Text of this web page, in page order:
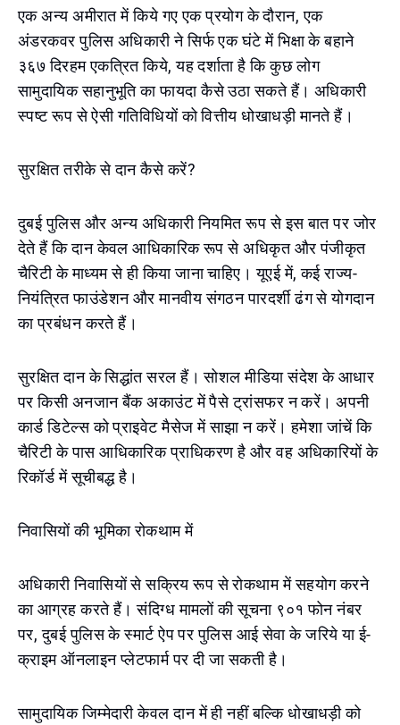
एक अन्य अमीरात में किये गए एक प्रयोग के दौरान, एक
अंडरकवर पुलिस अधिकारी ने सिर्फ एक घंटे में भिक्षा के बहाने
३६७ दिरहम एकत्रित किये, यह दर्शाता है कि कुछ लोग
सामुदायिक सहानुभूति का फायदा कैसे उठा सकते हैं। अधिकारी
स्पष्ट रूप से ऐसी गतिविधियों को वित्तीय धोखाधड़ी मानते हैं।
सुरक्षित तरीके से दान कैसे करें?
दुबई पुलिस और अन्य अधिकारी नियमित रूप से इस बात पर जोर
देते हैं कि दान केवल आधिकारिक रूप से अधिकृत और पंजीकृत
चैरिटी के माध्यम से ही किया जाना चाहिए। यूएई में, कई राज्य-
नियंत्रित फाउंडेशन और मानवीय संगठन पारदर्शी ढंग से योगदान
का प्रबंधन करते हैं।
सुरक्षित दान के सिद्धांत सरल हैं। सोशल मीडिया संदेश के आधार
पर किसी अनजान बैंक अकाउंट में पैसे ट्रांसफर न करें। अपनी
कार्ड डिटेल्स को प्राइवेट मैसेज में साझा न करें। हमेशा जांचें कि
चैरिटी के पास आधिकारिक प्राधिकरण है और वह अधिकारियों के
रिकॉर्ड में सूचीबद्ध है।
निवासियों की भूमिका रोकथाम में
अधिकारी निवासियों से सक्रिय रूप से रोकथाम में सहयोग करने
का आग्रह करते हैं। संदिग्ध मामलों की सूचना ९०१ फोन नंबर
पर, दुबई पुलिस के स्मार्ट ऐप पर पुलिस आई सेवा के जरिये या ई-
क्राइम ऑनलाइन प्लेटफार्म पर दी जा सकती है।
सामुदायिक जिम्मेदारी केवल दान में ही नहीं बल्कि धोखाधड़ी को